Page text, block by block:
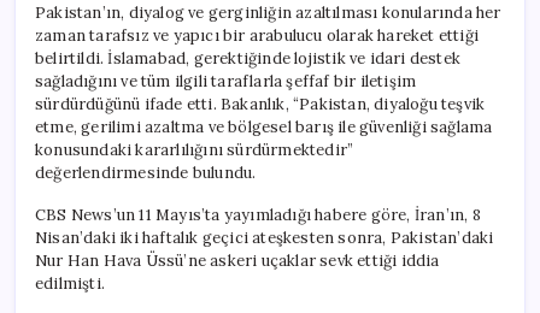
Pakistan’ın, diyalog ve gerginliğin azaltılması konularında her
zaman tarafsız ve yapıcı bir arabulucu olarak hareket ettiği
belirtildi. İslamabad, gerektiğinde lojistik ve idari destek
sağladığını ve tüm ilgili taraflarla şeffaf bir iletişim
sürdürdüğünü ifade etti. Bakanlık, “Pakistan, diyaloğu teşvik
etme, gerilimi azaltma ve bölgesel barış ile güvenliği sağlama
konusundaki kararlılığını sürdürmektedir”
değerlendirmesinde bulundu.
CBS News’un 11 Mayıs’ta yayımladığı habere göre, İran’ın, 8
Nisan’daki iki haftalık geçici ateşkesten sonra, Pakistan’daki
Nur Han Hava Üssü’ne askeri uçaklar sevk ettiği iddia
edilmişti.